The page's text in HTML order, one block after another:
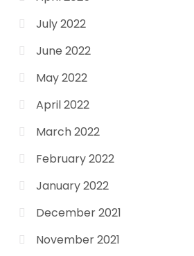
July 2022
June 2022
May 2022
April 2022
March 2022
February 2022
January 2022
December 2021
November 2021